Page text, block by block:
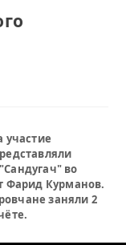
участие
во
Фарид Курманов.
заняли 2